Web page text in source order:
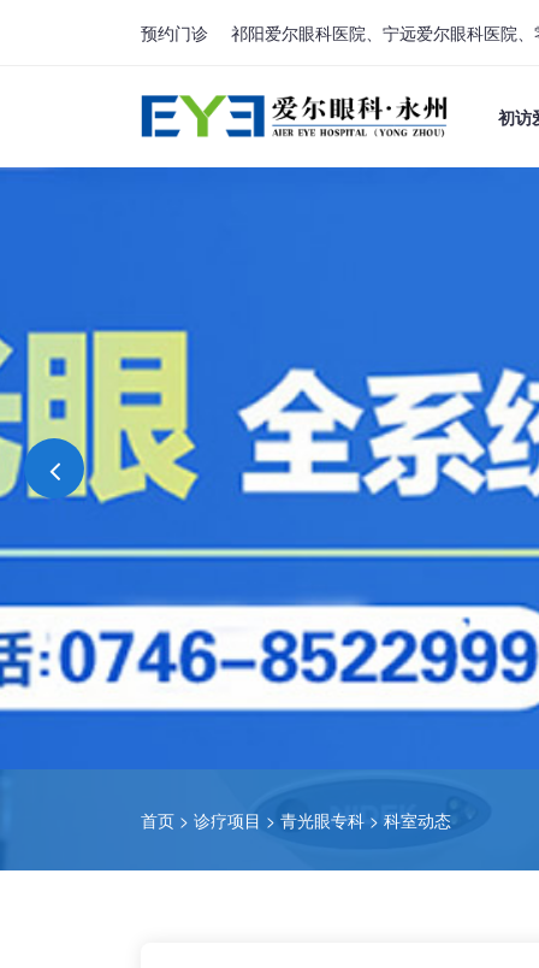
预约门诊 祁阳爱尔眼科医院、宁远爱尔眼科医院
初访
首页 > 诊疗项目 > 青光眼专科 > 科室动态